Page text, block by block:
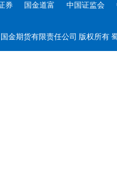
券 国金道富 中国证监会
金期货有限责任公司 版权所有